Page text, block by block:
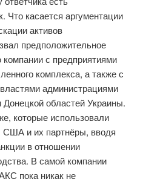
Что касается аргументации
активов
предположительное
с предприятиями
комплекса, а также с
администрациями
Донецкой областей Украины.
которые использовали
США и их партнёры, вводя
в отношении
В самой компании
пока никак не